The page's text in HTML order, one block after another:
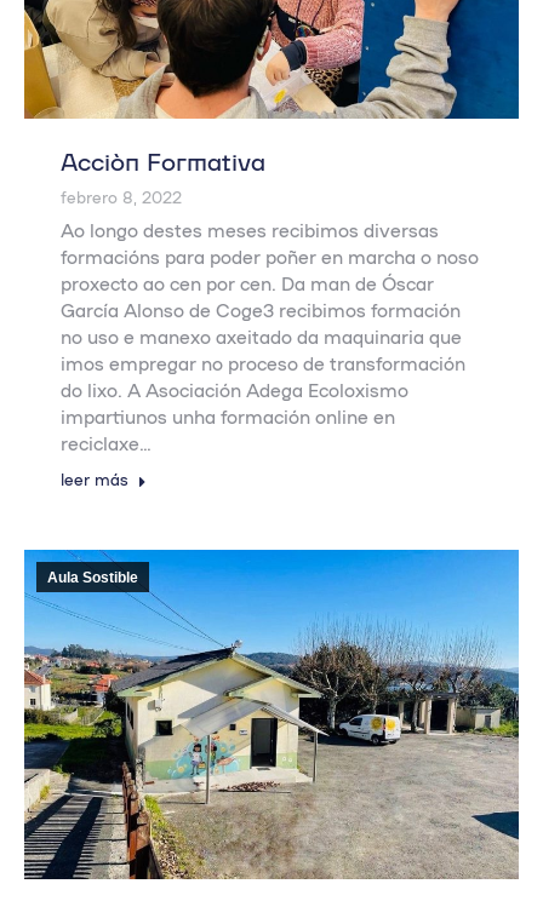
Acción Formativa
febrero 8, 2022
Ao longo destes meses recibimos diversas
formacións para poder poñer en marcha o noso
proxecto ao cen por cen. Da man de Óscar
García Alonso de Coge3 recibimos formación
no uso e manexo axeitado da maquinaria que
imos empregar no proceso de transformación
do lixo. A Asociación Adega Ecoloxismo
impartiunos unha formación online en
reciclaxe…
leer más
Aula Sostible